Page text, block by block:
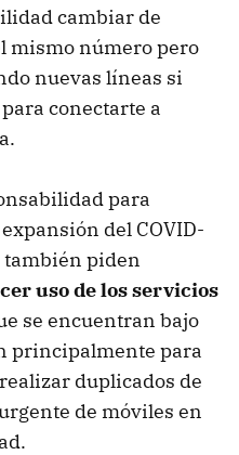
cambiar de
mismo número pero
nuevas líneas si
conectarte a
para
del COVID-
también piden
uso de los servicios
se encuentran bajo
principalmente para
duplicados de
de móviles en